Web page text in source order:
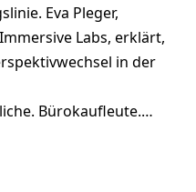
Eva Pleger,
Labs, erklärt,
in der
Bürokaufleute.…